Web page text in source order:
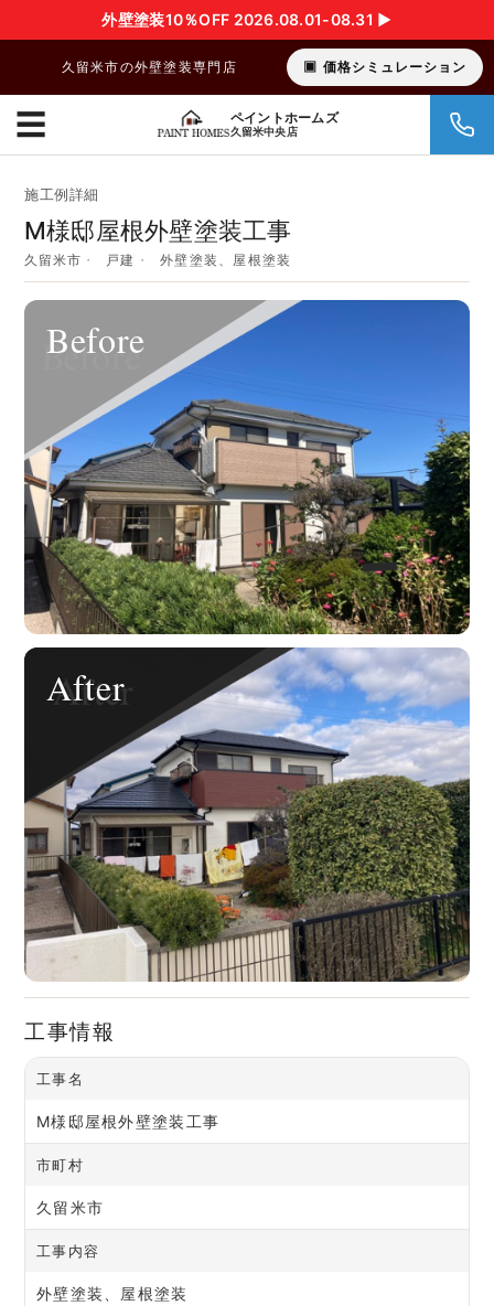
外壁塗装10％OFF 2026.08.01-08.31 ▶︎
久留米市の外壁塗装専門店 価格シミュレーション
ペイントホームズ
久留米中央店
☰
施工例詳細
M様邸屋根外壁塗装工事
久留米市 戸建 外壁塗装、屋根塗装
Before
After
工事情報
工事名
M様邸屋根外壁塗装工事
市町村
久留米市
工事内容
外壁塗装、屋根塗装